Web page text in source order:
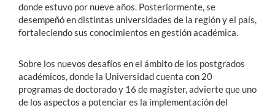
donde estuvo por nueve años. Posteriormente, se
desempeñó en distintas universidades de la región y el país,
fortaleciendo sus conocimientos en gestión académica.
Sobre los nuevos desafíos en el ámbito de los postgrados
académicos, donde la Universidad cuenta con 20
programas de doctorado y 16 de magíster, advierte que uno
de los aspectos a potenciar es la implementación del